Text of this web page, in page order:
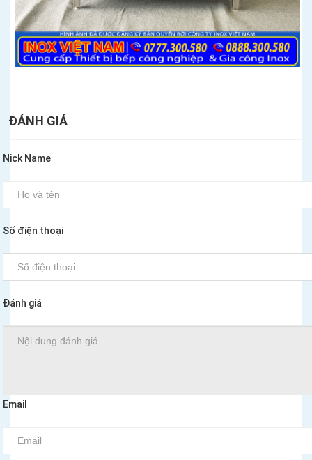
ĐÁNH GIÁ
Nick Name
Số điện thoại
Đánh giá
Email